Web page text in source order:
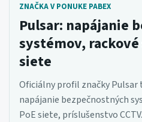
ZNAČKA V PONUKE PABEX
Pulsar: napájanie
systémov,
siete
Oficiálny profil značky
napájanie bezpečnostných
PoE siete, príslušenstvo